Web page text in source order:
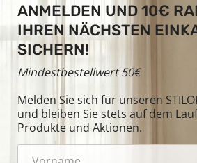
ANMELDEN UND 10€
IHREN NÄCHSTEN
SICHERN!
Mindestbestellwert 50€
Melden Sie sich für unseren
und bleiben Sie stets auf dem
Produkte und Aktionen.